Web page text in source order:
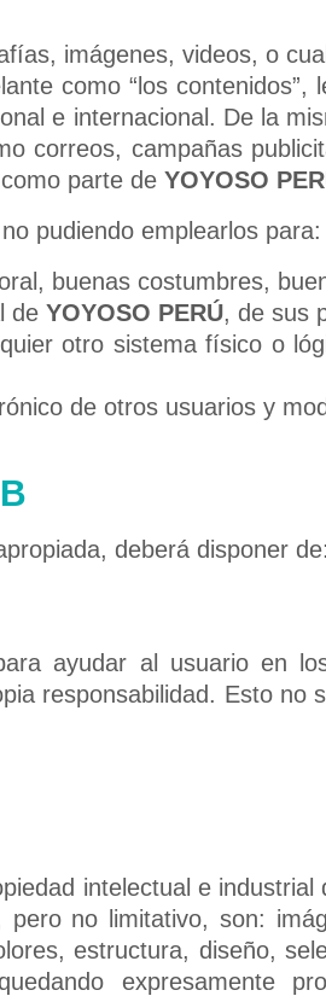
imágenes, videos, o
como “los contenidos”,
e internacional. De la
correos, campañas
parte de YOYOSO
pudiendo emplearlos para:
buenas costumbres,
de YOYOSO PERÚ, de sus
otro sistema físico o
de otros usuarios y
deberá disponer de:
ayudar al usuario en
responsabilidad. Esto no
intelectual e
no limitativo, son:
estructura, diseño,
expresamente